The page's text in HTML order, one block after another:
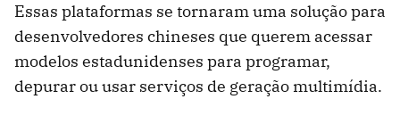
Essas plataformas se tornaram uma solução para
desenvolvedores chineses que querem acessar
modelos estadunidenses para programar,
depurar ou usar serviços de geração multimídia.